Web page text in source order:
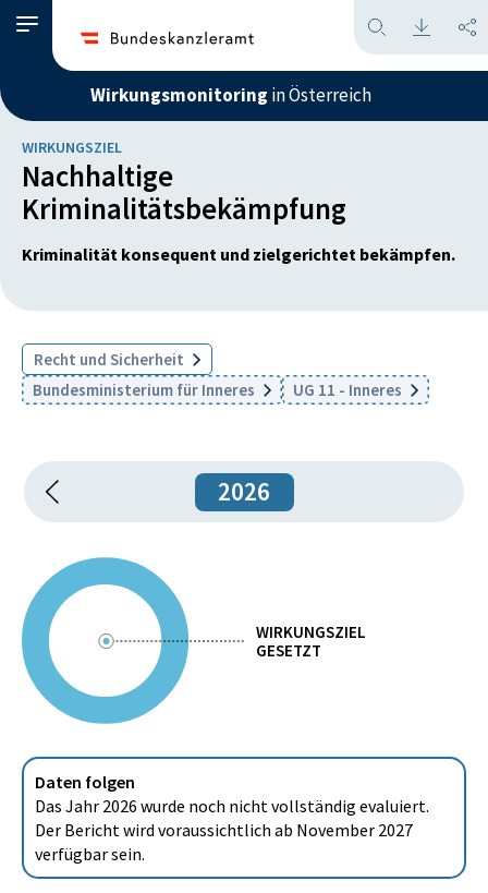
Wirkungsmonitoring in Österreich
WIRKUNGSZIEL
Nachhaltige
Kriminalitätsbekämpfung
Kriminalität konsequent und zielgerichtet bekämpfen.
Recht und Sicherheit
Bundesministerium für Inneres
UG 11 - Inneres
2026
WIRKUNGSZIEL
GESETZT
Daten folgen
Das Jahr 2026 wurde noch nicht vollständig evaluiert.
Der Bericht wird voraussichtlich ab November 2027
verfügbar sein.